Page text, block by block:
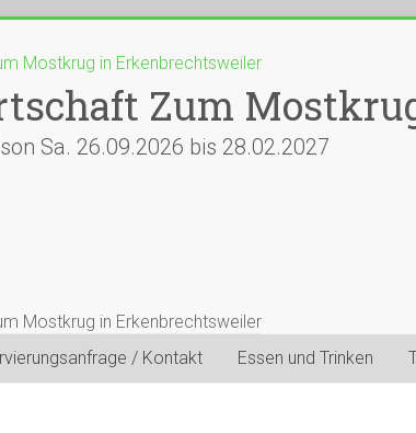
Zum
Sa. 26.09.2026 bis 28.02.2027
/ Kontakt Essen und Trinken